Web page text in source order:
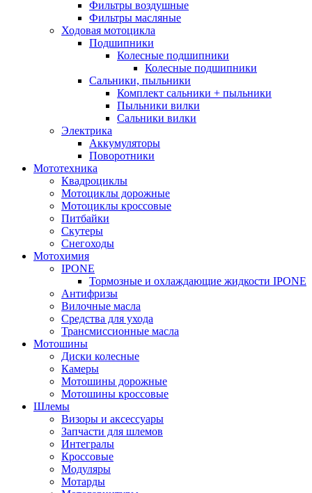
Фильтры воздушные
Фильтры масляные
Ходовая мотоцикла
Подшипники
Колесные подшипники
Колесные подшипники
Сальники, пыльники
Комплект сальники + пыльники
Пыльники вилки
Сальники вилки
Электрика
Аккумуляторы
Поворотники
Мототехника
Квадроциклы
Мотоциклы дорожные
Мотоциклы кроссовые
Питбайки
Скутеры
Снегоходы
Мотохимия
IPONE
Тормозные и охлаждающие жидкости IPONE
Антифризы
Вилочные масла
Средства для ухода
Трансмиссионные масла
Мотошины
Диски колесные
Камеры
Мотошины дорожные
Мотошины кроссовые
Шлемы
Визоры и аксессуары
Запчасти для шлемов
Интегралы
Кроссовые
Модуляры
Мотарды